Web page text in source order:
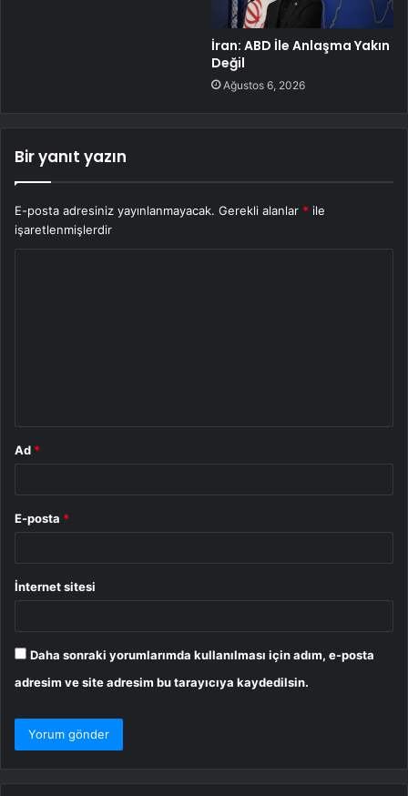
İran: ABD İle Anlaşma Yakın
Değil
Ağustos 6, 2026
Bir yanıt yazın
E-posta adresiniz yayınlanmayacak. Gerekli alanlar * ile
işaretlenmişlerdir
Ad *
E-posta *
İnternet sitesi
Daha sonraki yorumlarımda kullanılması için adım, e-posta
adresim ve site adresim bu tarayıcıya kaydedilsin.